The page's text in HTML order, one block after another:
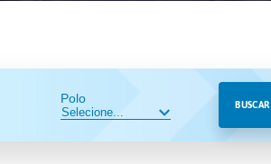
Polo BUSCAR